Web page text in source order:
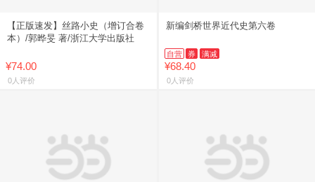
【正版速发】丝路小史（增订合卷
本）/郭晔旻 著/浙江大学出版社
¥74.00
0人评价
新编剑桥世界近代史第六卷
自营 券 满减
¥68.40
0人评价